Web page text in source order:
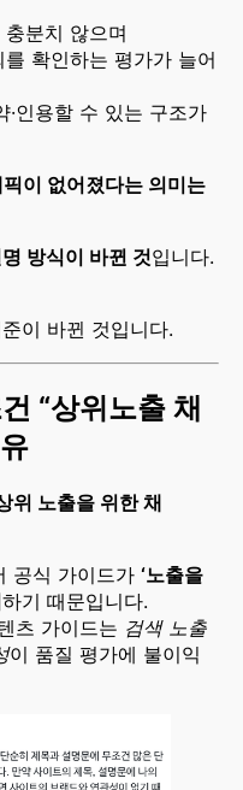
분치 않으며
확인하는 평가가 늘어
인용할 수 있는 구조가
이 없어졌다는 의미는
방식이 바뀐 것입니다.
이 바뀐 것입니다.
“상위노출 채
위 노출을 위한 채
공식 가이드가 ‘노출을
하기 때문입니다.
츠 가이드는 검색 노출
이 품질 평가에 불이익